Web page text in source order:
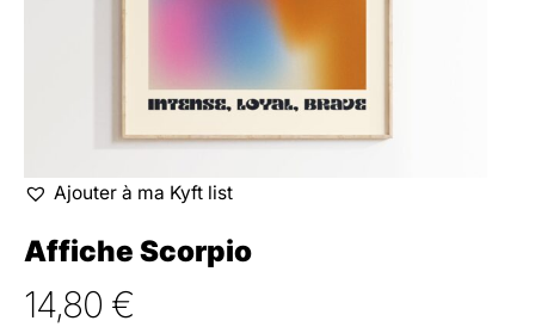
Ajouter à ma Kyft list
Affiche Scorpio
14,80 €